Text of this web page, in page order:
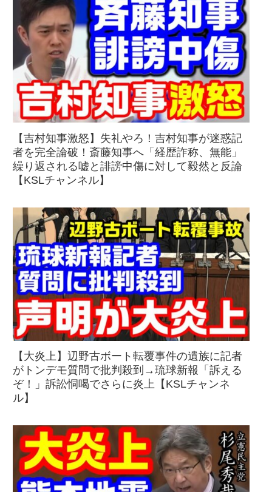
【吉村知事激怒】失礼やろ！吉村知事が迷惑記
者を完全論破！斎藤知事へ「経歴詐称、無能」
繰り返される嘘と誹謗中傷に対して毅然と反論
【KSLチャンネル】
【大炎上】辺野古ボート転覆事件の遺族に記者
がトンデモ質問で批判殺到→琉球新報「訴える
ぞ！」訴訟恫喝でさらに炎上【KSLチャンネ
ル】